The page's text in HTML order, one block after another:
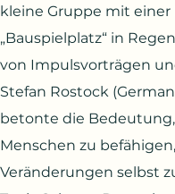
kleine Gruppe mit einer
„Bauspielplatz“ in
von Impulsvorträgen
Stefan Rostock
betonte die
Menschen zu befähigen,
Veränderungen selbst